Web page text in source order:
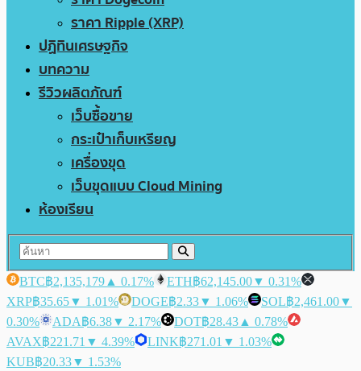
ราคา Ripple (XRP)
ปฏิทินเศรษฐกิจ
บทความ
รีวิวผลิตภัณฑ์
เว็บซื้อขาย
กระเป๋าเก็บเหรียญ
เครื่องขุด
เว็บขุดแบบ Cloud Mining
ห้องเรียน
BTC฿2,135,179 ▲ 0.17% ETH฿62,145.00▼ 0.31%
XRP฿35.65▼ 1.01% DOGE฿2.33▼ 1.06% SOL฿2,461.00▼
0.30%
ADA฿6.38▼ 2.17% DOT฿28.43 ▲ 0.78%
AVAX฿221.71 ▼ 4.39% LINK฿271.01 ▼ 1.03%
KUB฿20.33▼ 1.53%